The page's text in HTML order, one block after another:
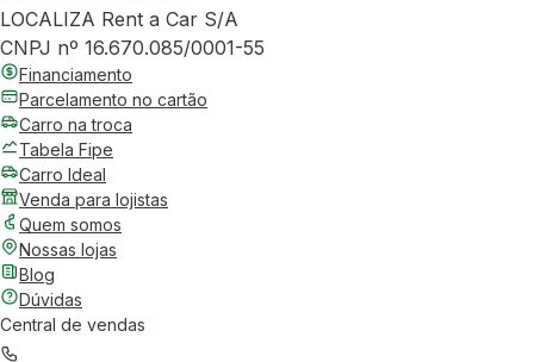
LOCALIZA Rent a Car S/A
CNPJ nº 16.670.085/0001-55
Financiamento
Parcelamento no cartão
Carro na troca
Tabela Fipe
Carro Ideal
Venda para lojistas
Quem somos
Nossas lojas
Blog
Dúvidas
Central de vendas